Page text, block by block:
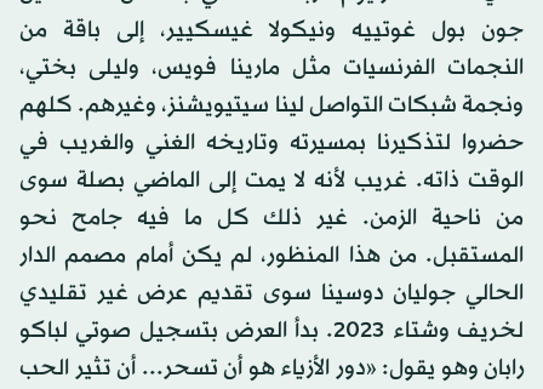
جون بول غوتييه ونيكولا غيسكيير، إلى باقة من
النجمات الفرنسيات مثل مارينا فويس، وليلى بختي،
ونجمة شبكات التواصل لينا سيتيويشنز، وغيرهم. كلهم
حضروا لتذكيرنا بمسيرته وتاريخه الغني والغريب في
الوقت ذاته. غريب لأنه لا يمت إلى الماضي بصلة سوى
من ناحية الزمن. غير ذلك كل ما فيه جامح نحو
المستقبل. من هذا المنظور، لم يكن أمام مصمم الدار
الحالي جوليان دوسينا سوى تقديم عرض غير تقليدي
لخريف وشتاء 2023. بدأ العرض بتسجيل صوتي لباكو
رابان وهو يقول: «دور الأزياء هو أن تسحر... أن تثير الحب